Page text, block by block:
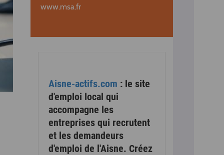
www.msa.fr
Aisne-actifs.com : le site
d'emploi local qui
accompagne les
entreprises qui recrutent
et les demandeurs
d'emploi de l'Aisne. Créez